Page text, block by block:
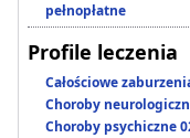
pełnopłatne
Profile leczenia
Całościowe
Choroby
Choroby psychiczne